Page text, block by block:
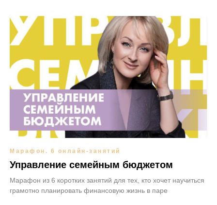
Марафон. 6 онлайн-занятий
Управление семейным бюджетом
Марафон из 6 коротких занятий для тех, кто хочет научиться
грамотно планировать финансовую жизнь в паре